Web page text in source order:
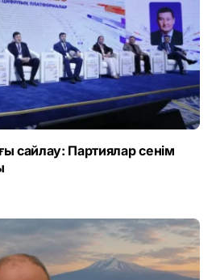
сайлау: Партиялар сенім